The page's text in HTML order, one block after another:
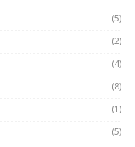
(5)
(2)
(4)
(8)
(1)
(5)